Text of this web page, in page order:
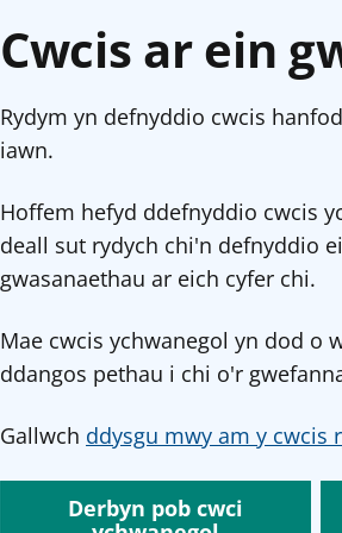
Cwcis ar ein
Rydym yn defnyddio cwcis
iawn.
Hoffem hefyd ddefnyddio cwcis
deall sut rydych chi'n defnyddio
gwasanaethau ar eich cyfer chi.
Mae cwcis ychwanegol yn dod o
ddangos pethau i chi o'r
Gallwch ddysgu mwy am y cwcis
Derbyn pob cwci